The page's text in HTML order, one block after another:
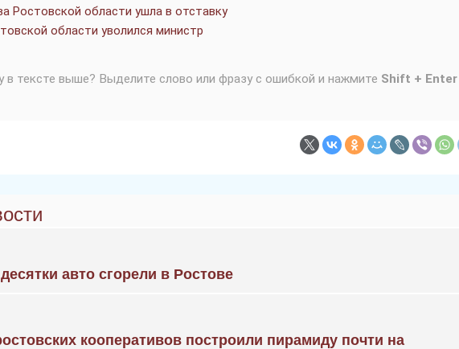
Ростовской области ушла в отставку
области уволился министр
в тексте выше? Выделите слово или фразу с ошибкой и нажмите Shift + Enter
авто сгорели в Ростове
кооперативов построили пирамиду почти на